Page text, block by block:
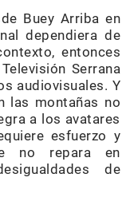
Buey Arriba en
dependiera de
entonces
Serrana
audiovisuales. Y
las montañas no
a los avatares
esfuerzo y
no repara en
de